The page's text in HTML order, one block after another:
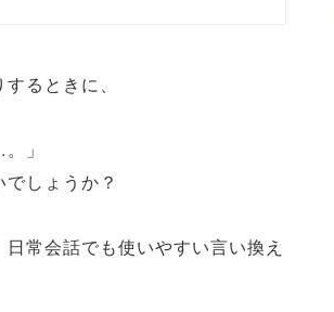
るときに、
」
しょうか？
常会話でも使いやすい言い換え